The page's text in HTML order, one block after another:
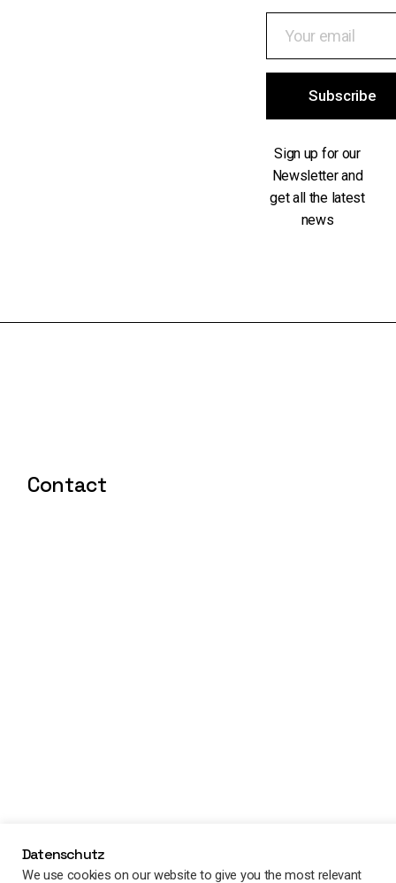
Subscribe
Sign up for our
Newsletter and
get all the latest
news
Contact
Datenschutz
We use cookies on our website to give you the most relevant